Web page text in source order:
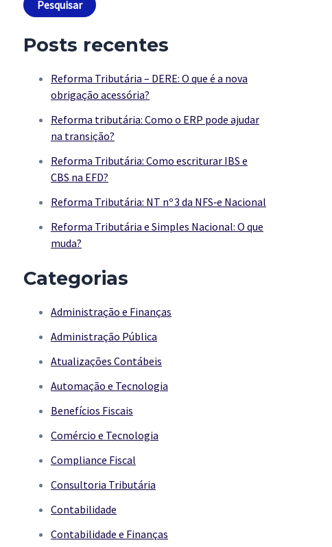
Pesquisar
Posts recentes
Reforma Tributária – DERE: O que é a nova
obrigação acessória?
Reforma tributária: Como o ERP pode ajudar
na transição?
Reforma Tributária: Como escriturar IBS e
CBS na EFD?
Reforma Tributária: NT nº 3 da NFS‑e Nacional
Reforma Tributária e Simples Nacional: O que
muda?
Categorias
Administração e Finanças
Administração Pública
Atualizações Contábeis
Automação e Tecnologia
Benefícios Fiscais
Comércio e Tecnologia
Compliance Fiscal
Consultoria Tributária
Contabilidade
Contabilidade e Finanças